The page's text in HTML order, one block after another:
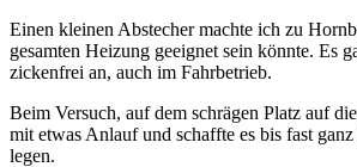
Einen kleinen Abstecher machte ich zu
gesamten Heizung geeignet sein könnte. Es
zickenfrei an, auch im Fahrbetrieb.
Beim Versuch, auf dem schrägen Platz auf
mit etwas Anlauf und schaffte es bis fast
legen.